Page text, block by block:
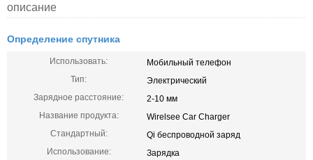
описание
Определение спутника
Использовать:
Мобильный телефон
Тип:
Электрический
Зарядное расстояние:
2-10 мм
Название продукта:
Wirelsee Car Charger
Стандартный:
Qi беспроводной заряд
Использование:
Зарядка